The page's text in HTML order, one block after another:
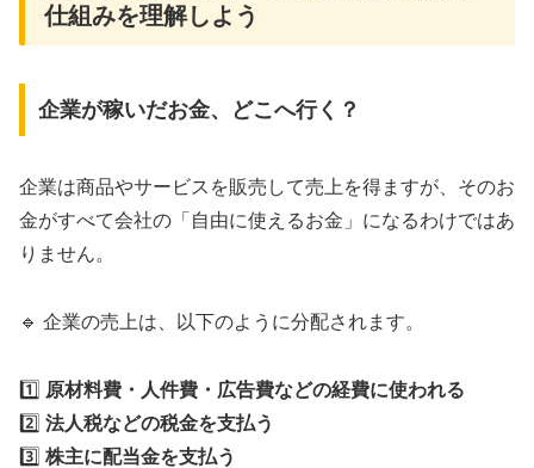
仕組みを理解しよう
企業が稼いだお金、どこへ行く？
企業は商品やサービスを販売して売上を得ますが、そのお
金がすべて会社の「自由に使えるお金」になるわけではあ
りません。
🔹 企業の売上は、以下のように分配されます。
1️⃣ 原材料費・人件費・広告費などの経費に使われる
2️⃣ 法人税などの税金を支払う
3️⃣ 株主に配当金を支払う